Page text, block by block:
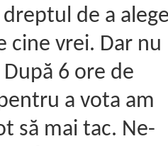
de a
cine vrei. Dar nu
6 ore de
a vota am
să mai tac. Ne-